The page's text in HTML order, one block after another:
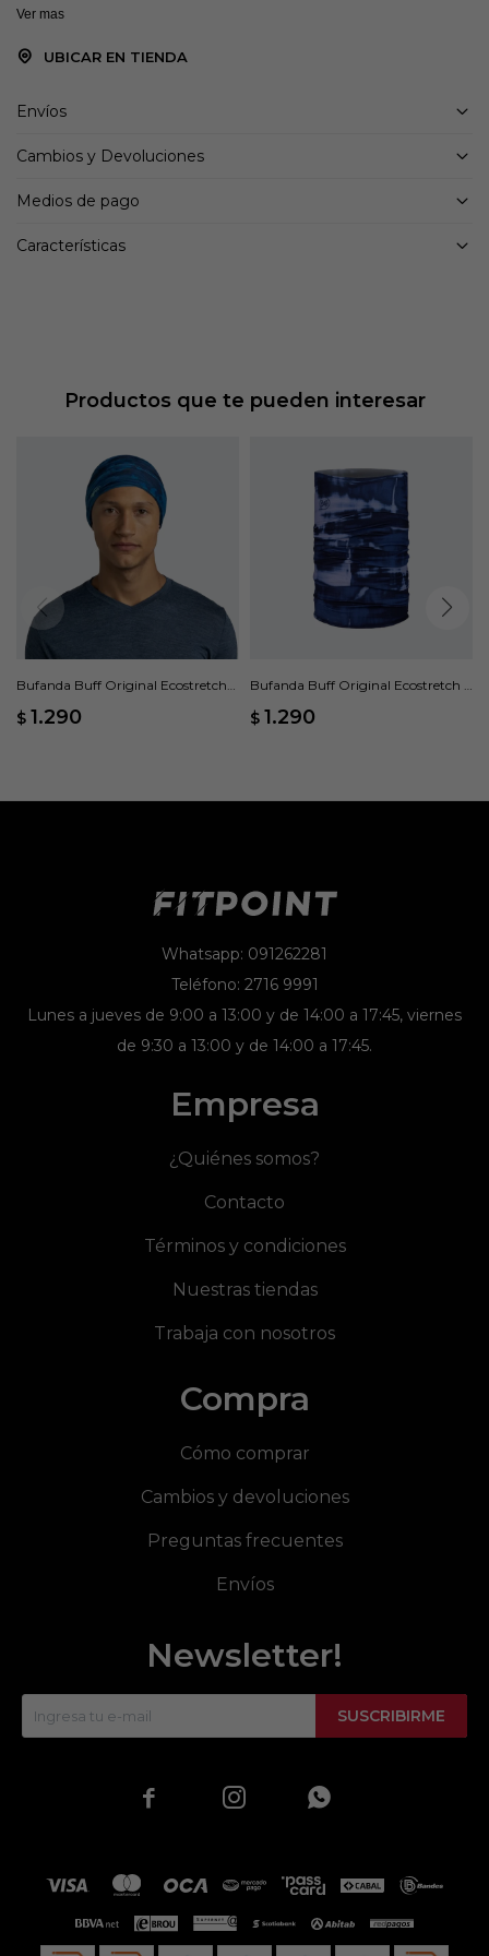
Ver mas
UBICAR EN TIENDA
Envíos
Cambios y Devoluciones
Medios de pago
Características
Productos que te pueden interesar
Bufanda Buff Original Ecostretch
$ 1.290
Bufanda Buff Original Ecostretch -
$ 1.290
Whatsapp: 091262281
Teléfono: 2716 9991
Lunes a jueves de 9:00 a 13:00 y de 14:00 a 17:45, viernes
de 9:30 a 13:00 y de 14:00 a 17:45.
Empresa
¿Quiénes somos?
Contacto
Términos y condiciones
Nuestras tiendas
Trabaja con nosotros
Compra
Cómo comprar
Cambios y devoluciones
Preguntas frecuentes
Envíos
Newsletter!
SUSCRIBIRME
  